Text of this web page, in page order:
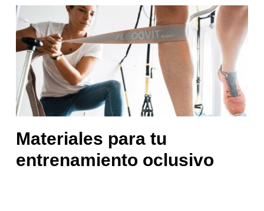
Materiales para tu
entrenamiento oclusivo